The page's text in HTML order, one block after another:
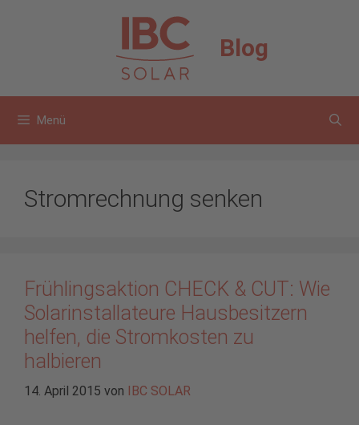
Blog
Menü
Stromrechnung senken
Frühlingsaktion CHECK & CUT: Wie
Solarinstallateure Hausbesitzern
helfen, die Stromkosten zu
halbieren
14. April 2015 von IBC SOLAR